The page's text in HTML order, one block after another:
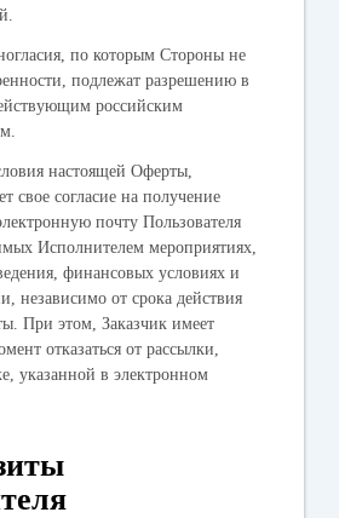
по которым Стороны не
подлежат разрешению в
российским
настоящей Оферты,
свое согласие на получение
почту Пользователя
Исполнителем мероприятиях,
финансовых условиях и
независимо от срока действия
При этом, Заказчик имеет
отказаться от рассылки,
указанной в электронном